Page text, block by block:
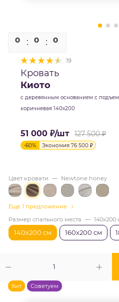
0 0 0
19
Кровать
Киото
с деревянным основанием с
коричневая 140х200
51 000 ₽/шт 127 500₽
-60% Экономия 76 500 ₽
Цвет кровати — Newtone honey
Еще 1 предложение
Размер спального места — 140х200
140х200 см 160х200 см
Хит Советуем